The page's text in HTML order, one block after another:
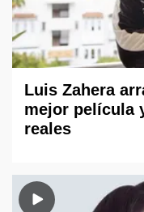
Luis Zahera
mejor película
reales